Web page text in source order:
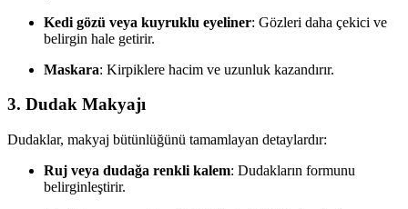
Kedi gözü veya kuyruklu eyeliner: Gözleri daha çekici ve
belirgin hale getirir.
Maskara: Kirpiklere hacim ve uzunluk kazandırır.
3. Dudak Makyajı
Dudaklar, makyaj bütünlüğünü tamamlayan detaylardır:
Ruj veya dudağa renkli kalem: Dudakların formunu
belirginleştirir.